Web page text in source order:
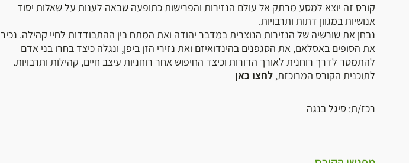
קורס זה יוצא למסע מרתק אל עולם הנזירות והפרישות כתופעה שבאה לענות על שאלות יסוד
אנושיות במגוון דתות ותרבויות.
נבחן את שורשיה של הנזירות הנוצרית במדבר יהודה ואת המתח בין ההתבודדות לחיי קהילה. נכיר
את הסופים באסלאם, את הסגפנים בהינדואיזם ואת נזירי הזן ביפן, ונגלה כיצד בחרו בני אדם
להתמסר לדרך רוחנית לאורך הדורות וכיצד החיפוש אחר רוחניות עיצב חיים, קהילות ותרבויות.
לתוכנית הקורס המרוכזת, לחצו כאן
רכז/ת: סיגל בנגה